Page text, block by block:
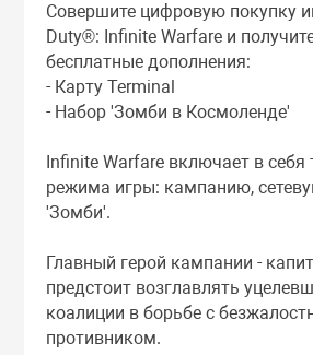
Совершите цифровую покупку
Duty®: Infinite Warfare и
бесплатные дополнения:
- Карту Terminal
- Набор 'Зомби в Космоленде'
Infinite Warfare включает в себя
режима игры: кампанию,
'Зомби'.
Главный герой кампании -
предстоит возглавлять
коалиции в борьбе с
противником.